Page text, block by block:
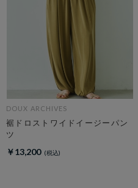
DOUX ARCHIVES
裾ドロストワイドイージーパン
ツ
￥13,200